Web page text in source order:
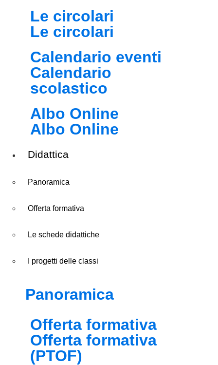
Le circolari
Le circolari
Calendario eventi
Calendario
scolastico
Albo Online
Albo Online
Didattica
Panoramica
Offerta formativa
Le schede didattiche
I progetti delle classi
Panoramica
Offerta formativa
Offerta formativa
(PTOF)